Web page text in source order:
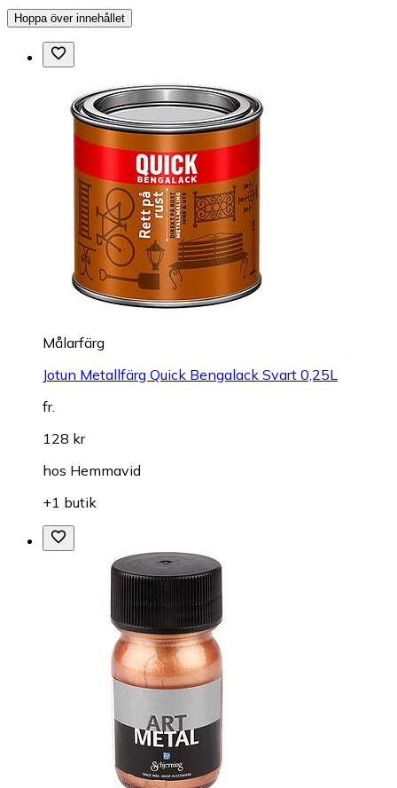
Hoppa över innehållet
Målarfärg
Jotun Metallfärg Quick Bengalack Svart 0,25L
fr.
128 kr
hos Hemmavid
+1 butik